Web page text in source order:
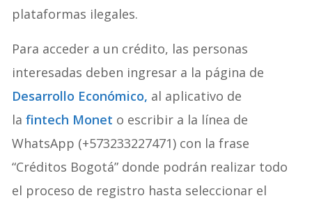
plataformas ilegales.
Para acceder a un crédito, las personas
interesadas deben ingresar a la página de
Desarrollo Económico, al aplicativo de
lafintech Monet o escribir a la línea de
WhatsApp (+573233227471) con la frase
“Créditos Bogotá” donde podrán realizar todo
el proceso de registro hasta seleccionar el